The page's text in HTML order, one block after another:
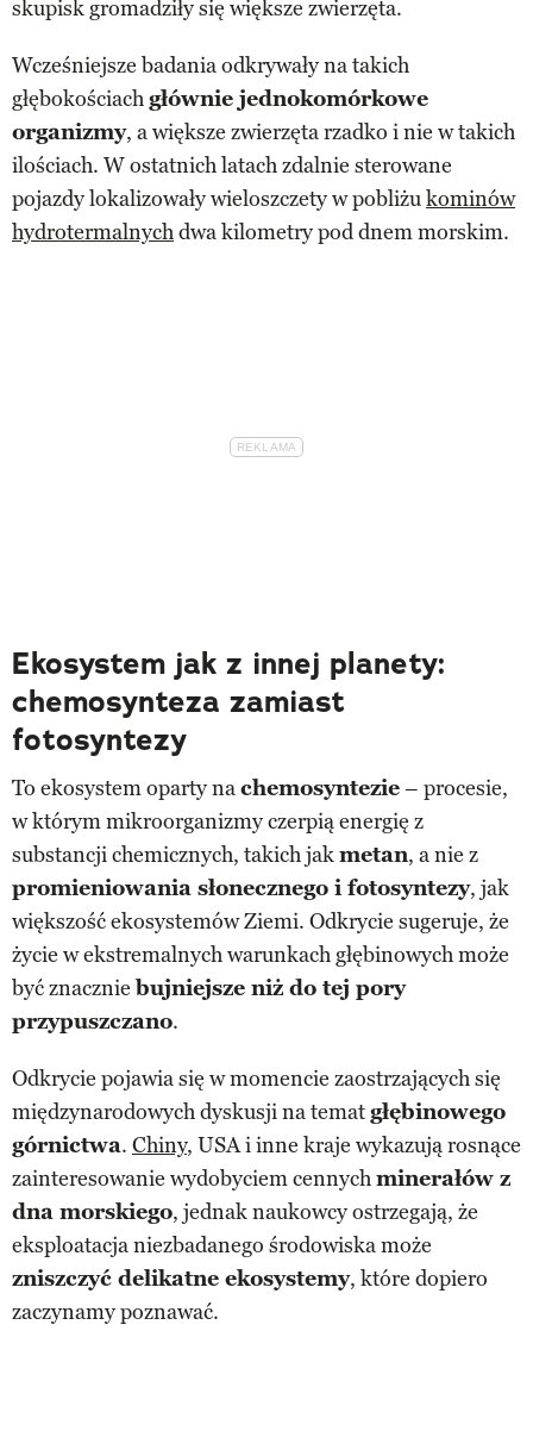
skupisk gromadziły się większe zwierzęta.
Wcześniejsze badania odkrywały na takich
głębokościachgłównie jednokomórkowe
organizmy, a większe zwierzęta rzadko i nie w takich
ilościach. W ostatnich latach zdalnie sterowane
pojazdy lokalizowały wieloszczety w pobliżukominów
hydrotermalnychdwa kilometry pod dnem morskim.
Ekosystem jak z innej planety:
chemosynteza zamiast
fotosyntezy
To ekosystem oparty nachemosyntezie– procesie,
w którym mikroorganizmy czerpią energię z
substancji chemicznych, takich jakmetan, a nie z
promieniowania słonecznego i fotosyntezy, jak
większość ekosystemów Ziemi. Odkrycie sugeruje, że
życie w ekstremalnych warunkach głębinowych może
być znaczniebujniejsze niż do tej pory
przypuszczano.
Odkrycie pojawia się w momencie zaostrzających się
międzynarodowych dyskusji na tematgłębinowego
górnictwa. Chiny, USA i inne kraje wykazują rosnące
zainteresowanie wydobyciem cennychminerałów z
dna morskiego, jednak naukowcy ostrzegają, że
eksploatacja niezbadanego środowiska może
zniszczyć delikatne ekosystemy, które dopiero
zaczynamy poznawać.